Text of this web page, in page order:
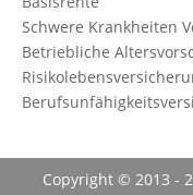
Schwere Krankheiten
Betriebliche
Copyright © 2013 -